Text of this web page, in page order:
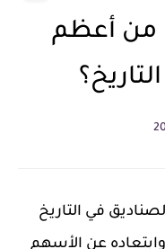
من أعظم
في التاريخ
وابتعاده عن الأسهم